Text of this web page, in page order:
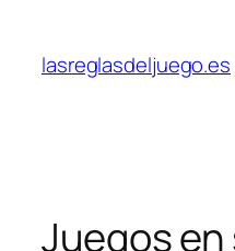
content
lasreglasdeljuego.es
Juegos